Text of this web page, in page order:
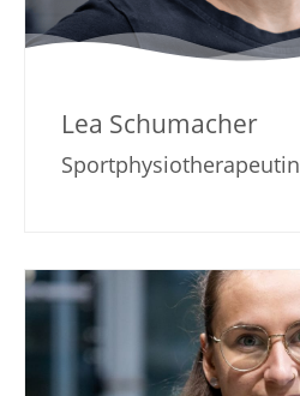
Lea Schumacher
Sportphysiotherapeutin